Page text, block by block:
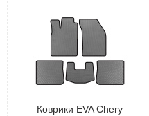
Коврики EVA Chery